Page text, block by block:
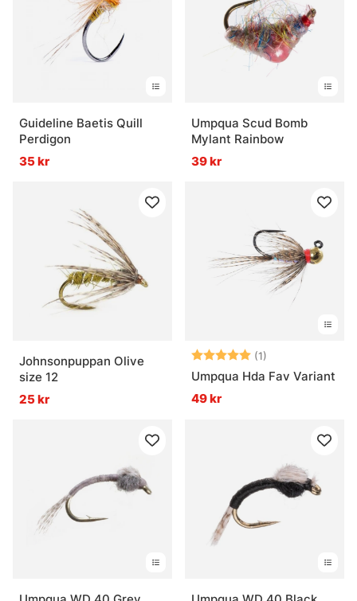
Guideline Baetis Quill
Perdigon
35 kr
Umpqua Scud Bomb
Mylant Rainbow
39 kr
Johnsonpuppan Olive
size 12
25 kr
Betyg: (1)
Umpqua Hda Fav Variant
49 kr